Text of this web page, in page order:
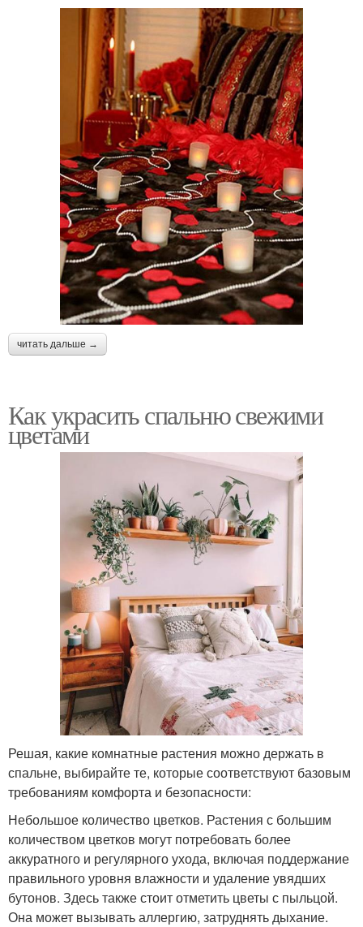
читать дальше →
Как украсить спальню свежими
цветами
Решая, какие комнатные растения можно держать в
спальне, выбирайте те, которые соответствуют базовым
требованиям комфорта и безопасности:
Небольшое количество цветков. Растения с большим
количеством цветков могут потребовать более
аккуратного и регулярного ухода, включая поддержание
правильного уровня влажности и удаление увядших
бутонов. Здесь также стоит отметить цветы с пыльцой.
Она может вызывать аллергию, затруднять дыхание.